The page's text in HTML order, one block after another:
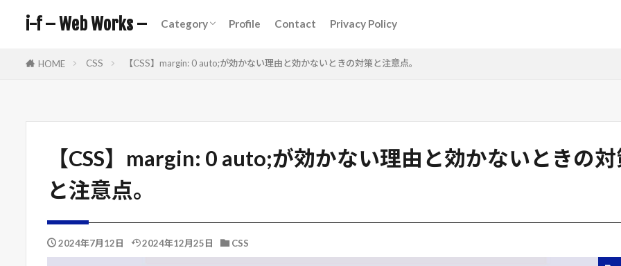
i-f – Web Works – Category Profile Contact Privacy Policy
HOME CSS 【CSS】margin: 0 auto;が効かない理由と効かないときの対策と注意点。
【CSS】margin: 0 auto;が効かない理由と効かないときの
と注意点。
2024年7月12日 2024年12月25日 CSS
タグ
WordPress